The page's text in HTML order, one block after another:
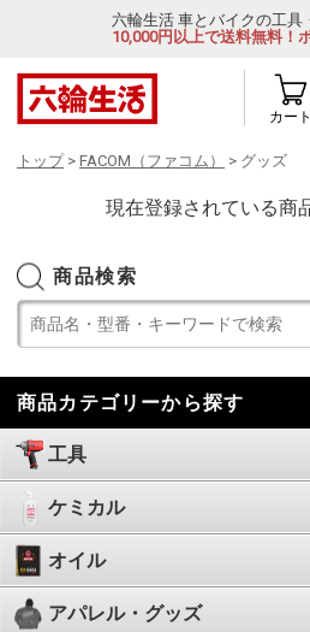
六輪生活 車とバイクの工具
10,000円以上で送料無料！
カート
トップ> FACOM（ファコム） > グッズ
現在登録されている商
商品検索
商品カテゴリーから探す
工具
ケミカル
オイル
アパレル・グッズ